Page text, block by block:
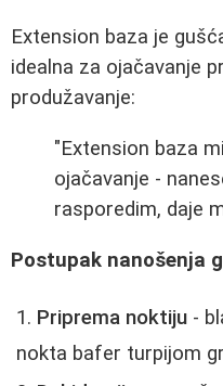
Extension baza je
idealna za ojačavanje
produžavanje:
"Extension baza
ojačavanje -
rasporedim, daje
Postupak nanošenja
Priprema noktiju -
nokta bafer turpijom